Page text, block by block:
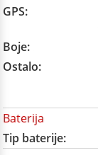
GPS:
Boje:
Ostalo:
Baterija
Tip baterije: